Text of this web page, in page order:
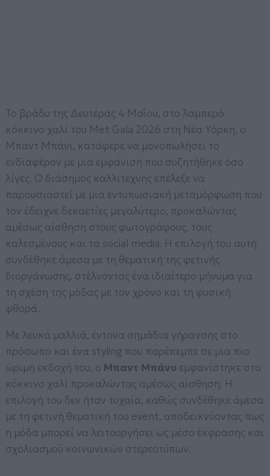
Το βράδυ της Δευτέρας 4 Μαΐου, στο λαμπερό
κόκκινο χαλί του Met Gala 2026 στη Νέα Υόρκη, ο
Μπαντ Μπάνι, κατάφερε να μονοπωλήσει το
ενδιαφέρον με μια εμφάνιση που συζητήθηκε όσο
λίγες. Ο διάσημος καλλιτέχνης επέλεξε να
παρουσιαστεί με μια εντυπωσιακή μεταμόρφωση που
τον έδειχνε δεκαετίες μεγαλύτερο, προκαλώντας
αμέσως αίσθηση στους φωτογράφους, τους
καλεσμένους και τα social media. Η επιλογή του αυτή
συνδέθηκε άμεσα με τη θεματική της φετινής
διοργάνωσης, στέλνοντας ένα ιδιαίτερο μήνυμα για
τη σχέση της μόδας με τον χρόνο και τη φυσική
φθορά.
Με λευκά μαλλιά, έντονα σημάδια γήρανσης στο
πρόσωπο και ένα styling που παρέπεμπε σε μια πιο
ώριμη εκδοχή του, ο Μπαντ Μπάνυ εμφανίστηκε στο
κόκκινο χαλί προκαλώντας αμέσως αίσθηση. Η
επιλογή του δεν ήταν τυχαία, καθώς συνδέθηκε άμεσα
με τη φετινή θεματική του event, αποδεικνύοντας πως
η μόδα μπορεί να λειτουργήσει ως μέσο έκφρασης και
σχολιασμού κοινωνικών στερεοτύπων.